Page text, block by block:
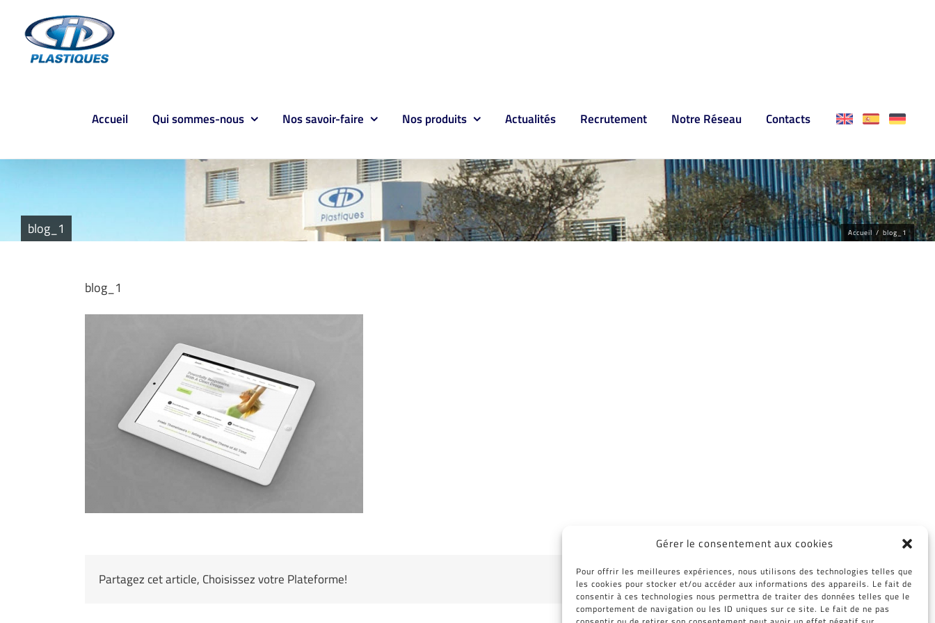
Gérer le consentement aux cookies
Pour offrir les meilleures expériences, nous utilisons des technologies telles que
les cookies pour stocker et/ou accéder aux informations des appareils. Le fait de
consentir à ces technologies nous permettra de traiter des données telles que le
comportement de navigation ou les ID uniques sur ce site. Le fait de ne pas
contenu
Accueil Qui sommes-nous Nos savoir-faire Nos produits Actualités Recrutement Notre Réseau Contacts
blog_1 Accueil / blog_1
blog_1
Partagez cet article, Choisissez votre Plateforme! FacebookTwitterReddit LinkedInWhatsAppTumblrPinterest
Vk Email